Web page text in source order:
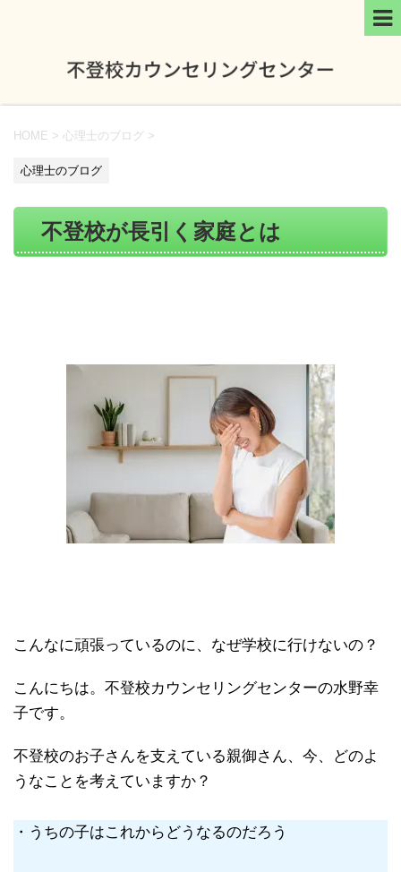
HOME > 心理士のブログ >
心理士のブログ
不登校が長引く家庭とは
こんなに頑張っているのに、なぜ学校に行けないの？
こんにちは。不登校カウンセリングセンターの水野幸
子です。
不登校のお子さんを支えている親御さん、今、どのよ
うなことを考えていますか？
・うちの子はこれからどうなるのだろう